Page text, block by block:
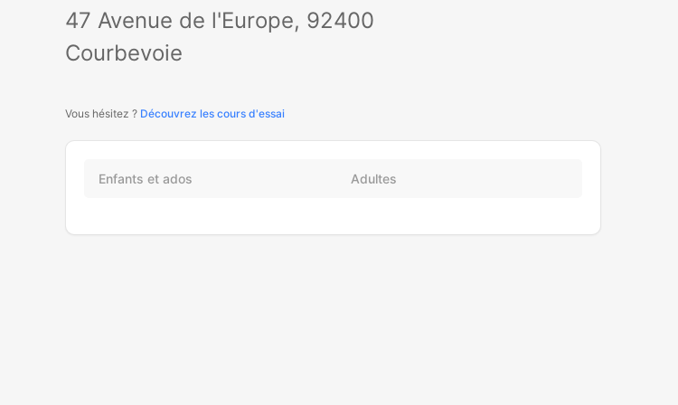
47 Avenue de l'Europe, 92400
Courbevoie
Vous hésitez ? Découvrez les cours d'essai
Enfants et ados Adultes